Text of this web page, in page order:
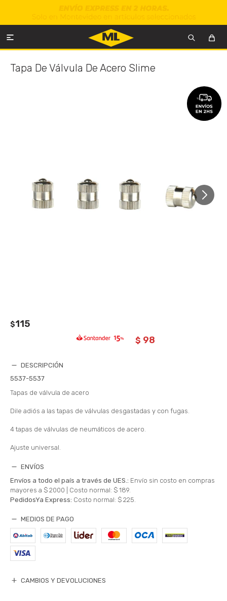

Tapa De Válvula De Acero Slime
$115
$ 98
DESCRIPCIÓN
5537-5537
Tapas de válvula de acero
Dile adiós a las tapas de válvulas desgastadas y con fugas.
4 tapas de válvulas de neumáticos de acero.
Ajuste universal.
ENVÍOS
Envíos a todo el país a través de UES.: Envío sin costo en compras
mayores a $ 2000 | Costo normal: $ 189.
PedidosYa Express: Costo normal: $ 225.
MEDIOS DE PAGO
CAMBIOS Y DEVOLUCIONES